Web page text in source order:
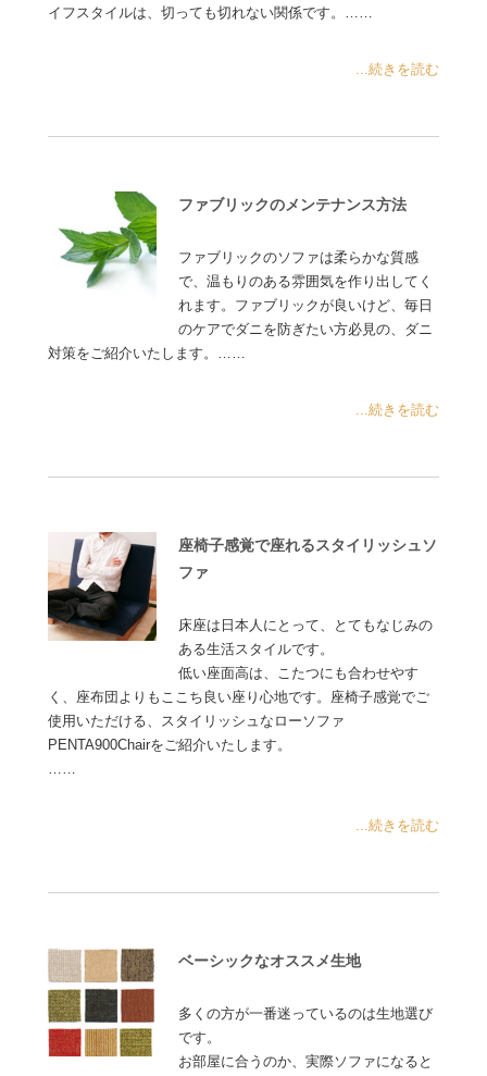
イフスタイルは、切っても切れない関係です。……
...続きを読む
ファブリックのメンテナンス方法
ファブリックのソファは柔らかな質感
で、温もりのある雰囲気を作り出してく
れます。ファブリックが良いけど、毎日
のケアでダニを防ぎたい方必見の、ダニ
対策をご紹介いたします。……
...続きを読む
座椅子感覚で座れるスタイリッシュソ
ファ
床座は日本人にとって、とてもなじみの
ある生活スタイルです。
低い座面高は、こたつにも合わせやす
く、座布団よりもここち良い座り心地です。座椅子感覚でご
使用いただける、スタイリッシュなローソファ
PENTA900Chairをご紹介いたします。
……
...続きを読む
ベーシックなオススメ生地
多くの方が一番迷っているのは生地選び
です。
お部屋に合うのか、実際ソファになると